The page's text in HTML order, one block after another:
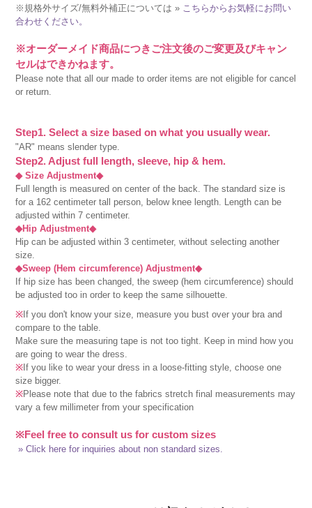
※規格外サイズ/無料外補正については » こちらからお気軽にお問い
合わせください。
※オーダーメイド商品につきご注文後のご変更及びキャン
セルはできかねます。
Please note that all our made to order items are not eligible for cancel
or return.
Step1. Select a size based on what you usually wear.
"AR" means slender type.
Step2. Adjust full length, sleeve, hip & hem.
◆ Size Adjustment◆
Full length is measured on center of the back. The standard size is
for a 162 centimeter tall person, below knee length. Length can be
adjusted within 7 centimeter.
◆Hip Adjustment◆
Hip can be adjusted within 3 centimeter, without selecting another
size.
◆Sweep (Hem circumference) Adjustment◆
If hip size has been changed, the sweep (hem circumference) should
be adjusted too in order to keep the same silhouette.
※If you don't know your size, measure you bust over your bra and
compare to the table.
Make sure the measuring tape is not too tight. Keep in mind how you
are going to wear the dress.
※If you like to wear your dress in a loose-fitting style, choose one
size bigger.
※Please note that due to the fabrics stretch final measurements may
vary a few millimeter from your specification
※Feel free to consult us for custom sizes
» Click here for inquiries about non standard sizes.